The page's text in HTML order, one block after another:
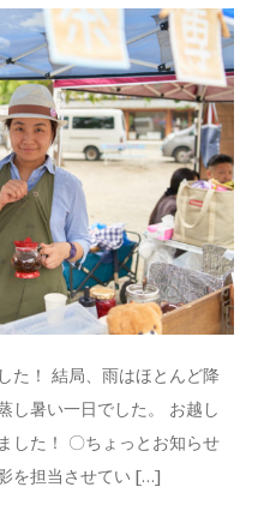
た！ 結局、雨はほとんど降
し暑い一日でした。 お越し
した！ 〇ちょっとお知らせ
を担当させてい […]